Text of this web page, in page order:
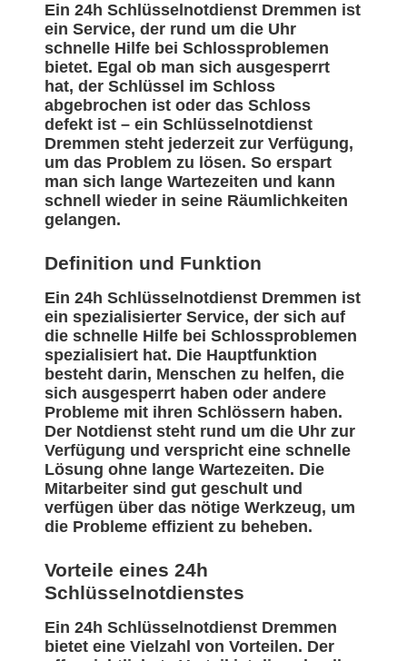
Ein 24h Schlüsselnotdienst Dremmen ist
ein Service, der rund um die Uhr
schnelle Hilfe bei Schlossproblemen
bietet. Egal ob man sich ausgesperrt
hat, der Schlüssel im Schloss
abgebrochen ist oder das Schloss
defekt ist – ein Schlüsselnotdienst
Dremmen steht jederzeit zur Verfügung,
um das Problem zu lösen. So erspart
man sich lange Wartezeiten und kann
schnell wieder in seine Räumlichkeiten
gelangen.
Definition und Funktion
Ein 24h Schlüsselnotdienst Dremmen ist
ein spezialisierter Service, der sich auf
die schnelle Hilfe bei Schlossproblemen
spezialisiert hat. Die Hauptfunktion
besteht darin, Menschen zu helfen, die
sich ausgesperrt haben oder andere
Probleme mit ihren Schlössern haben.
Der Notdienst steht rund um die Uhr zur
Verfügung und verspricht eine schnelle
Lösung ohne lange Wartezeiten. Die
Mitarbeiter sind gut geschult und
verfügen über das nötige Werkzeug, um
die Probleme effizient zu beheben.
Vorteile eines 24h
Schlüsselnotdienstes
Ein 24h Schlüsselnotdienst Dremmen
bietet eine Vielzahl von Vorteilen. Der